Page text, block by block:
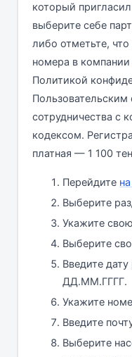
который
выберите себе
либо отметьте,
номера в компании
Политикой
сотрудничества с
кодексом.
платная — 1 100
Перейдите
Выберите
Укажите
Выберите
Введите
ДД.ММ.ГГГГ.
Укажите
Введите
Выберите